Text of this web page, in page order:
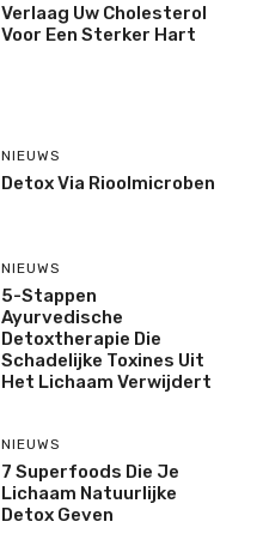
Verlaag Uw Cholesterol
Voor Een Sterker Hart
NIEUWS
Detox Via Rioolmicroben
NIEUWS
5-Stappen
Ayurvedische
Detoxtherapie Die
Schadelijke Toxines Uit
Het Lichaam Verwijdert
NIEUWS
7 Superfoods Die Je
Lichaam Natuurlijke
Detox Geven